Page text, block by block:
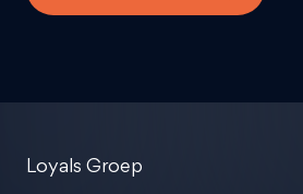
Loyals Groep